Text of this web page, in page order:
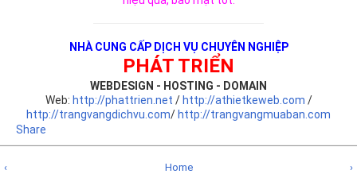
NHÀ CUNG CẤP DỊCH VỤ CHUYÊN NGHIỆP
PHÁT TRIỂN
WEBDESIGN - HOSTING - DOMAIN
Web: http://phattrien.net / http://athietkeweb.com /
http://trangvangdichvu.com/ http://trangvangmuaban.com
Share
‹ ›
Home